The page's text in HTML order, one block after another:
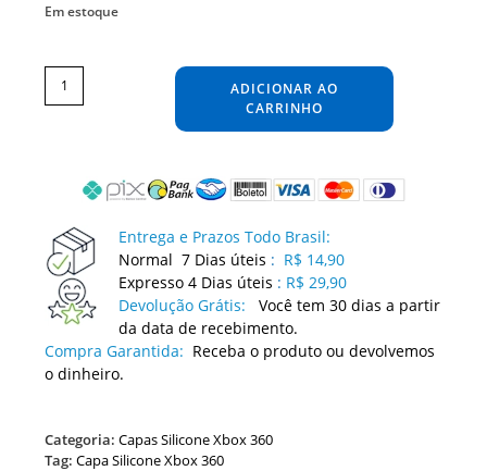
Em estoque
Capa
Case
Silicone
Controle
Xbox
ADICIONAR AO
CARRINHO
Entrega e Prazos Todo Brasil:
Normal 7 Dias úteis : R$ 14,90
Expresso 4 Dias úteis : R$ 29,90
Devolução Grátis:
Você tem 30 dias a partir
da data de recebimento.
Compra Garantida: Receba o produto ou devolvemos
o dinheiro.
Categoria:Capas Silicone Xbox 360
Tag:Capa Silicone Xbox 360